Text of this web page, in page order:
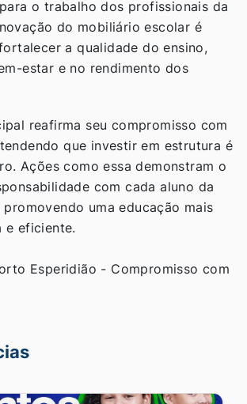
o trabalho dos profissionais da
do mobiliário escolar é
a qualidade do ensino,
estar e no rendimento dos
reafirma seu compromisso com
que investir em estrutura é
Ações como essa demonstram o
com cada aluno da
uma educação mais
e eficiente.
Esperidião - Compromisso com